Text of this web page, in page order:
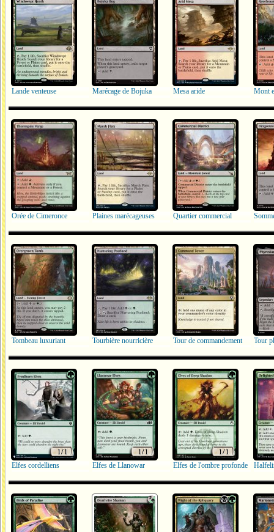
Lande venteuse Marécage de Bojuka Mesa aride Mont
Orée de Cimeronce Plaines marécageuses Quartier commercial
Tombeau luxuriant Tourbière nourricière Tour de commandement Tour
Elfes cordelliens Elfes de Llanowar Elfes de l'ombre profonde